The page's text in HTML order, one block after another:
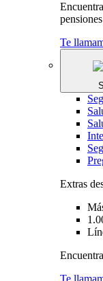
Te
Extras
Te